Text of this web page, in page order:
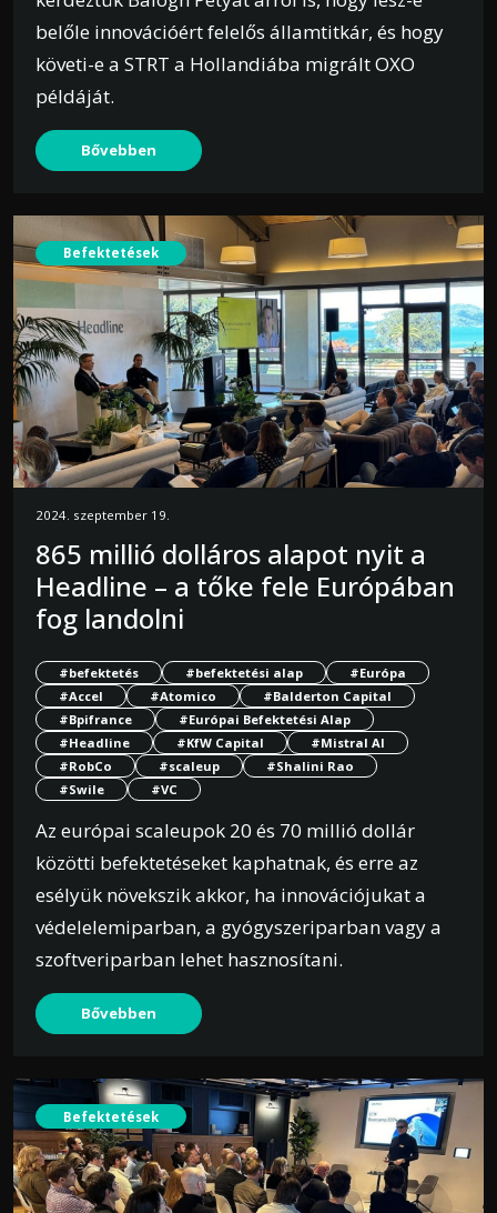
belőle innovációért felelős államtitkár, és hogy
követi-e a STRT a Hollandiába migrált OXO
példáját.
Bővebben
Befektetések
2024. szeptember 19.
865 millió dolláros alapot nyit a
Headline – a tőke fele Európában
fog landolni
#befektetés #befektetési alap
#Európa
#Accel
#Atomico
#Balderton Capital
#Bpifrance
#Európai Befektetési Alap
#Headline
#KfW Capital
#Mistral AI
#RobCo
#scaleup
#Shalini Rao
#Swile
#VC
Az európai scaleupok 20 és 70 millió dollár
közötti befektetéseket kaphatnak, és erre az
esélyük növekszik akkor, ha innovációjukat a
védelelemiparban, a gyógyszeriparban vagy a
szoftveriparban lehet hasznosítani.
Bővebben
Befektetések